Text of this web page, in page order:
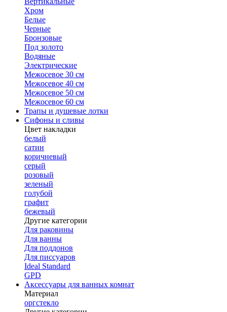
Хром
Белые
Черные
Бронзовые
Под золото
Водяные
Электрические
Межосевое 30 см
Межосевое 40 см
Межосевое 50 см
Межосевое 60 см
Трапы и душевые лотки
Сифоны и сливы
Цвет накладки
белый
сатин
коричневый
серый
розовый
зеленый
голубой
графит
бежевый
Другие категории
Для раковины
Для ванны
Для поддонов
Для писсуаров
Ideal Standard
GPD
Аксессуары для ванных комнат
Материал
оргстекло